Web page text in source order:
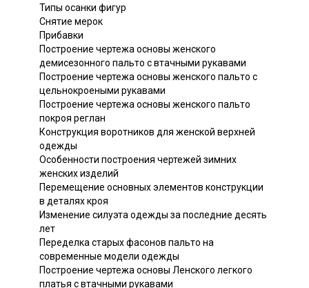
Типы осанки фигур
Снятие мерок
Прибавки
Построение чертежа основы женского
демисезонного пальто с втачными рукавами
Построение чертежа основы женского пальто с
цельнокроеными рукавами
Построение чертежа основы женского пальто
покроя реглан
Конструкция воротников для женской верхней
одежды
Особенности построения чертежей зимних
женских изделий
Перемещение основных элементов конструкции
в деталях кроя
Изменение силуэта одежды за последние десять
лет
Переделка старых фасонов пальто на
современные модели одежды
Построение чертежа основы Ленского легкого
платья с втачными рукавами